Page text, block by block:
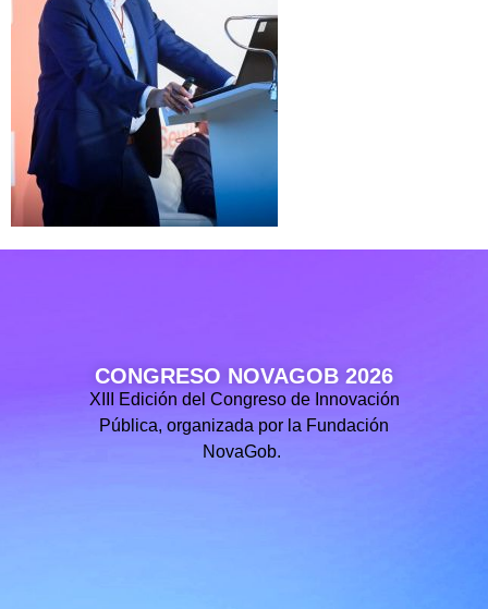
CONGRESO NOVAGOB 2026
XIII Edición del Congreso de Innovación
Pública, organizada por la Fundación
NovaGob.